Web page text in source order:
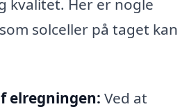
kvalitet. Her er nogle
solceller på taget kan
elregningen: Ved at